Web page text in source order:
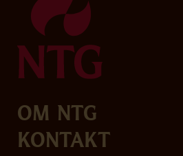
Om NTG
Kontakt